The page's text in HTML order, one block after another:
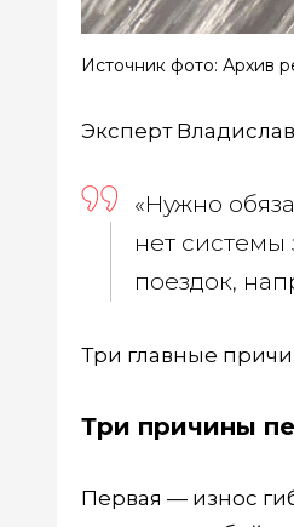
Источник фото: Архив
Эксперт
«Нужно
нет системы
поездок,
Три главные
Три причины
Первая — износ